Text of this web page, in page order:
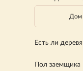
Дом
Есть ли
Пол заемщика